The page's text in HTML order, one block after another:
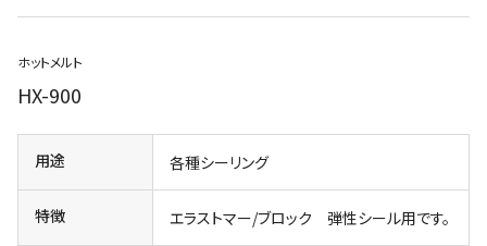
ホットメルト
HX-900
用途 各種シーリング
特徴 エラストマー/ブロック 弾性シール用です。